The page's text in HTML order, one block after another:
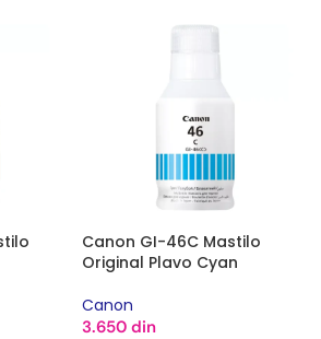
Canon GI-46C Mastilo
Original Plavo Cyan
Canon
3.650 din